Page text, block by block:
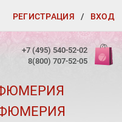
РЕГИСТРАЦИЯ / ВХОД
+7 (495) 540-52-02
8(800) 707-52-05